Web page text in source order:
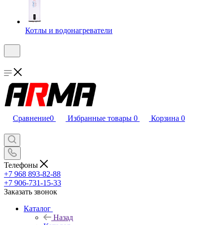
Котлы и водонагреватели
Сравнение0 Избранные товары 0 Корзина 0
Телефоны
+7 968 893-82-88
+7 906-731-15-33
Заказать звонок
Каталог
Назад